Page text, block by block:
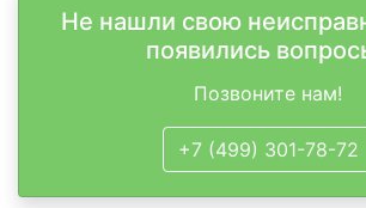
Не нашли свою
появились
Позвоните нам!
+7 (499) 301-78-72